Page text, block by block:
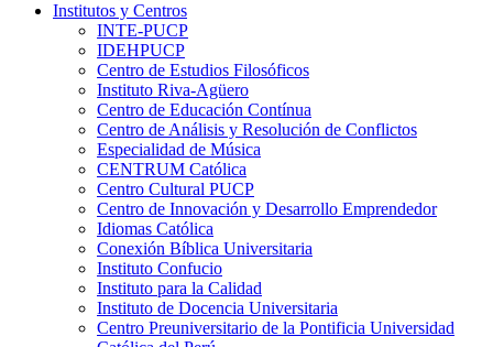
Institutos y Centros
INTE-PUCP
IDEHPUCP
Centro de Estudios Filosóficos
Instituto Riva-Agüero
Centro de Educación Contínua
Centro de Análisis y Resolución de Conflictos
Especialidad de Música
CENTRUM Católica
Centro Cultural PUCP
Centro de Innovación y Desarrollo Emprendedor
Idiomas Católica
Conexión Bíblica Universitaria
Instituto Confucio
Instituto para la Calidad
Instituto de Docencia Universitaria
Centro Preuniversitario de la Pontificia Universidad